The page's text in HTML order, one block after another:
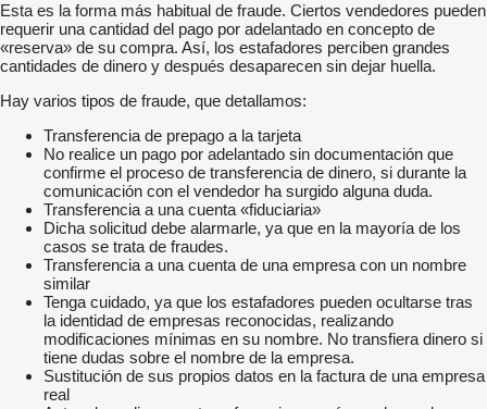
Esta es la forma más habitual de fraude. Ciertos vendedores pueden
requerir una cantidad del pago por adelantado en concepto de
«reserva» de su compra. Así, los estafadores perciben grandes
cantidades de dinero y después desaparecen sin dejar huella.
Hay varios tipos de fraude, que detallamos:
Transferencia de prepago a la tarjeta
No realice un pago por adelantado sin documentación que
confirme el proceso de transferencia de dinero, si durante la
comunicación con el vendedor ha surgido alguna duda.
Transferencia a una cuenta «fiduciaria»
Dicha solicitud debe alarmarle, ya que en la mayoría de los
casos se trata de fraudes.
Transferencia a una cuenta de una empresa con un nombre
similar
Tenga cuidado, ya que los estafadores pueden ocultarse tras
la identidad de empresas reconocidas, realizando
modificaciones mínimas en su nombre. No transfiera dinero si
tiene dudas sobre el nombre de la empresa.
Sustitución de sus propios datos en la factura de una empresa
real